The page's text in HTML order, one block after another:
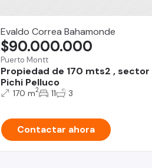
Evaldo Correa Bahamonde
Puerto Montt
Propiedad de 170 mts2 , sector
Pichi Pelluco
$90.000.000
170 m2 11 3
Contactar ahora